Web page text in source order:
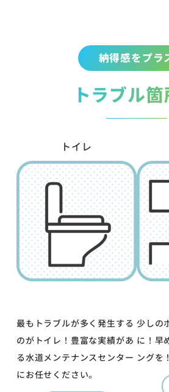
納得感をプラ
トラブル
トイレ
最もトラブルが多く発生する
のがトイレ！豊富な実績があ
る水道メンテナンスセンター
にお任せください。
少しの
に！早
ングを！